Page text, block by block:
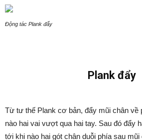
Động tác Plank đẩy
Plank đẩy
Từ tư thế Plank cơ bản, đẩy mũi chân
nào hai vai vượt qua hai tay. Sau đó đẩy
tới khi nào hai gót chân duỗi phía sau